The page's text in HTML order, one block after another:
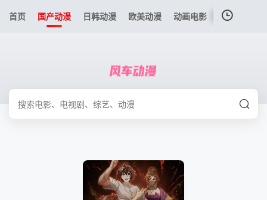
首页 国产动漫 日韩动漫 欧美动漫 动画电影 港台动漫